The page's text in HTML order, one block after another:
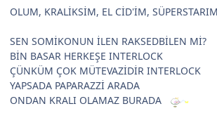
OLUM, KRALİKSİM, EL CİD'İM,
SEN SOMİKONUN İLEN RAKSEDBİLEN Mİ?
BİN BASAR HERKEŞE INTERLOCK
ÇÜNKÜM ÇOK MÜTEVAZİDİR INTERLOCK
YAPSADA PAPARAZZİ ARADA
ONDAN KRALI OLAMAZ BURADA